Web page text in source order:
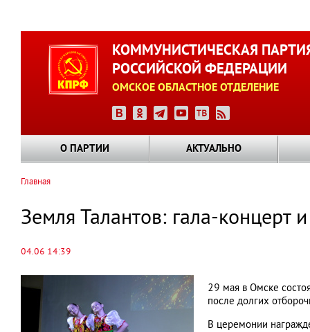
КОММУНИСТИЧЕСКАЯ
РОССИЙСКОЙ ФЕДЕРАЦИИ
ОМСКОЕ ОБЛАСТНОЕ ОТДЕЛЕНИЕ
О ПАРТИИ АКТУАЛЬНО
навигации
Главная
Земля Талантов: гала-концерт
04.06 14:39
29 мая в Омске
после долгих
В церемонии